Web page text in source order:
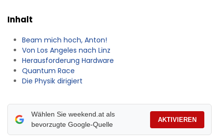
Inhalt
Beam mich hoch, Anton!
Von Los Angeles nach Linz
Herausforderung Hardware
Quantum Race
Die Physik dirigiert
Wählen Sie weekend.at als
bevorzugte Google-Quelle
AKTIVIEREN